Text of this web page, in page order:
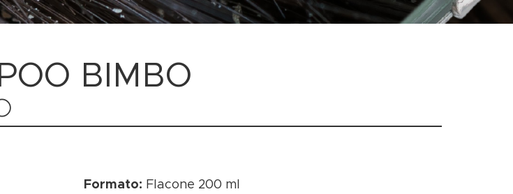
BIMBO
Formato: Flacone 200 ml